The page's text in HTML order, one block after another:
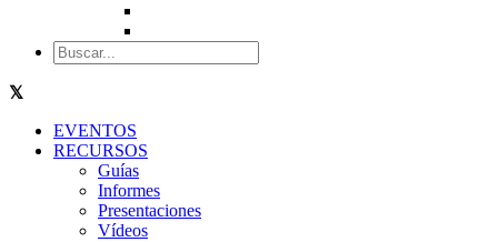
EVENTOS
RECURSOS
Guías
Informes
Presentaciones
Vídeos